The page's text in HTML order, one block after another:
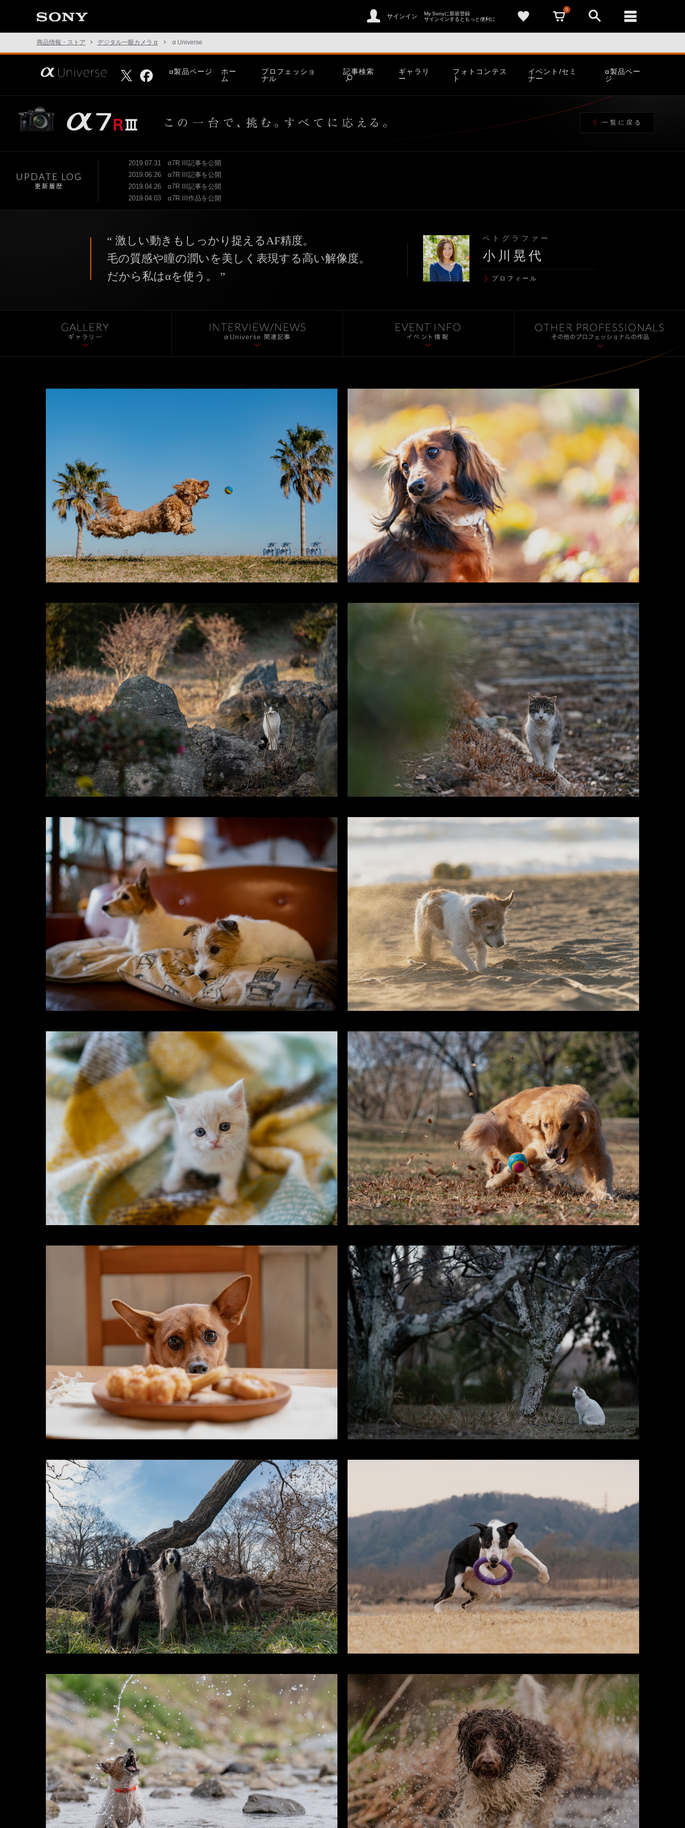
サインイン
My Sonyに新規登録
サインインするともっと便利に
0
商品情報・ストア デジタル一眼カメラ α α Universe
さ
あ、
た
と
の
な
界
Universe
TwitterFacebookα製品ページ
ホー
ム
プロフェッショ
ナル
記事検索
ギャラリ
ー
フォトコンテス
ト
イベント/セミ
ナー
α製品ペー
ジ
と
の
な
い
界
α
一覧に戻る
UPDATE LOG
更新履歴
2019.07.31 α7R III記事を公開
2019.06.26 α7R III記事を公開
2019.04.26 α7R III記事を公開
2019.04.03 α7R III作品を公開
“ 激しい動きもしっかり捉えるAF精度。
毛の質感や瞳の潤いを美しく表現する高い解像度。
だから私はαを使う。 ”
ペトグラファー
小川晃代
プロフィール